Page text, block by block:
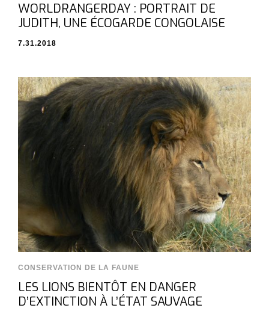
WORLDRANGERDAY : PORTRAIT DE
JUDITH, UNE ÉCOGARDE CONGOLAISE
7.31.2018
CONSERVATION DE LA FAUNE
LES LIONS BIENTÔT EN DANGER
D’EXTINCTION À L’ÉTAT SAUVAGE